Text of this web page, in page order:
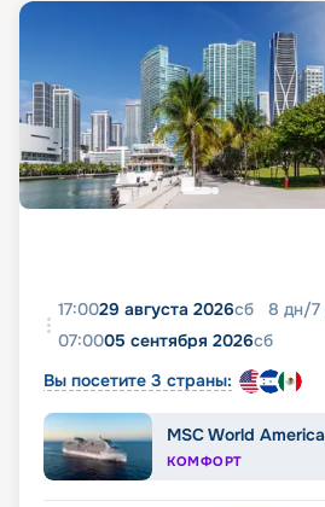
17:0029 августа 2026сб 8 дн/7
07:0005 сентября 2026сб
Вы посетите 3 страны:
MSC World America
КОМФОРТ